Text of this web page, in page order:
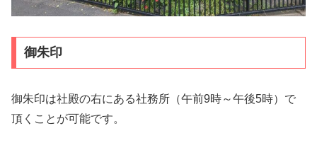
御朱印
御朱印は社殿の右にある社務所（午前9時～午後5時）で
頂くことが可能です。